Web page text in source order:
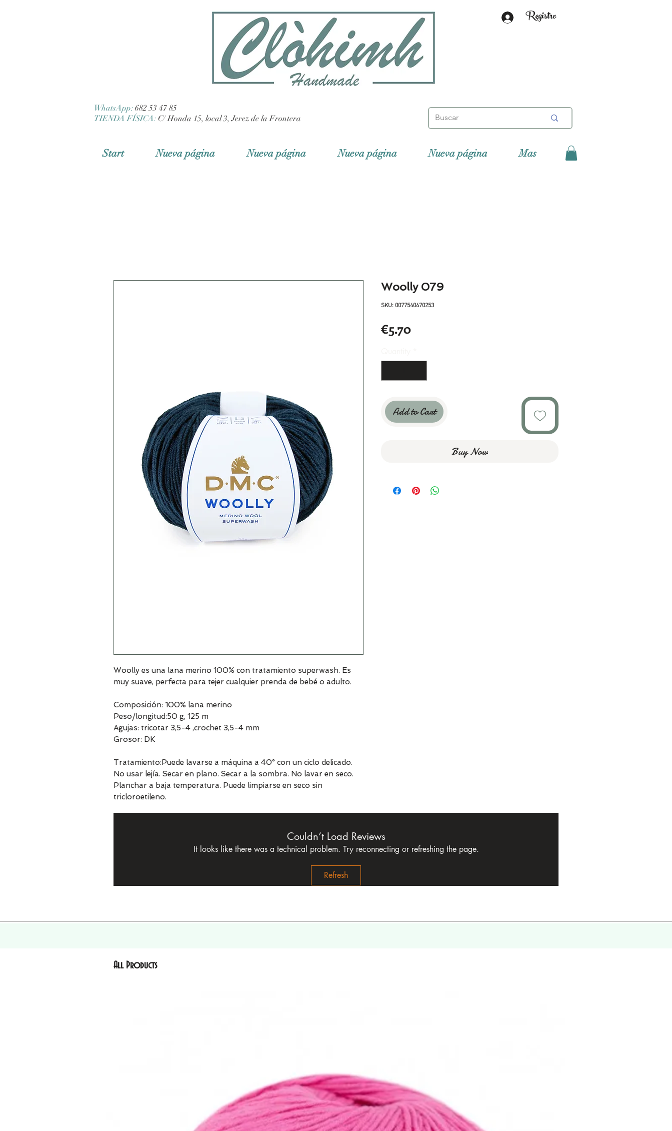
Registro
WhatsApp: 682 53 47 85
TIENDA FÍSICA: C/ Honda 15, local 3, Jerez de la Frontera
Start Nueva página Nueva página Nueva página Nueva página Mas
Woolly es una lana merino 100% con tratamiento superwash. Es
muy suave, perfecta para tejer cualquier prenda de bebé o adulto.
Composición: 100% lana merino
Peso/longitud:50 g, 125 m
Agujas: tricotar 3,5-4 ,crochet 3,5-4 mm
Grosor: DK
Tratamiento:Puede lavarse a máquina a 40° con un ciclo delicado.
No usar lejía. Secar en plano. Secar a la sombra. No lavar en seco.
Planchar a baja temperatura. Puede limpiarse en seco sin
tricloroetileno.
Woolly 079
SKU: 0077540670253
€5.70Price
Add to Cart
Buy Now
Couldn’t Load Reviews
It looks like there was a technical problem. Try reconnecting or refreshing the page.
Refresh
All Products